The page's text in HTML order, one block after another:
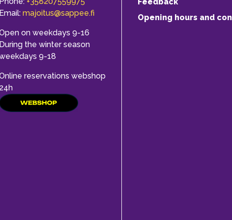
Email: majoitus@sappee.fi
on weekdays 9-16
During the winter season
9-18
reservations webshop
24h
Opening hours and